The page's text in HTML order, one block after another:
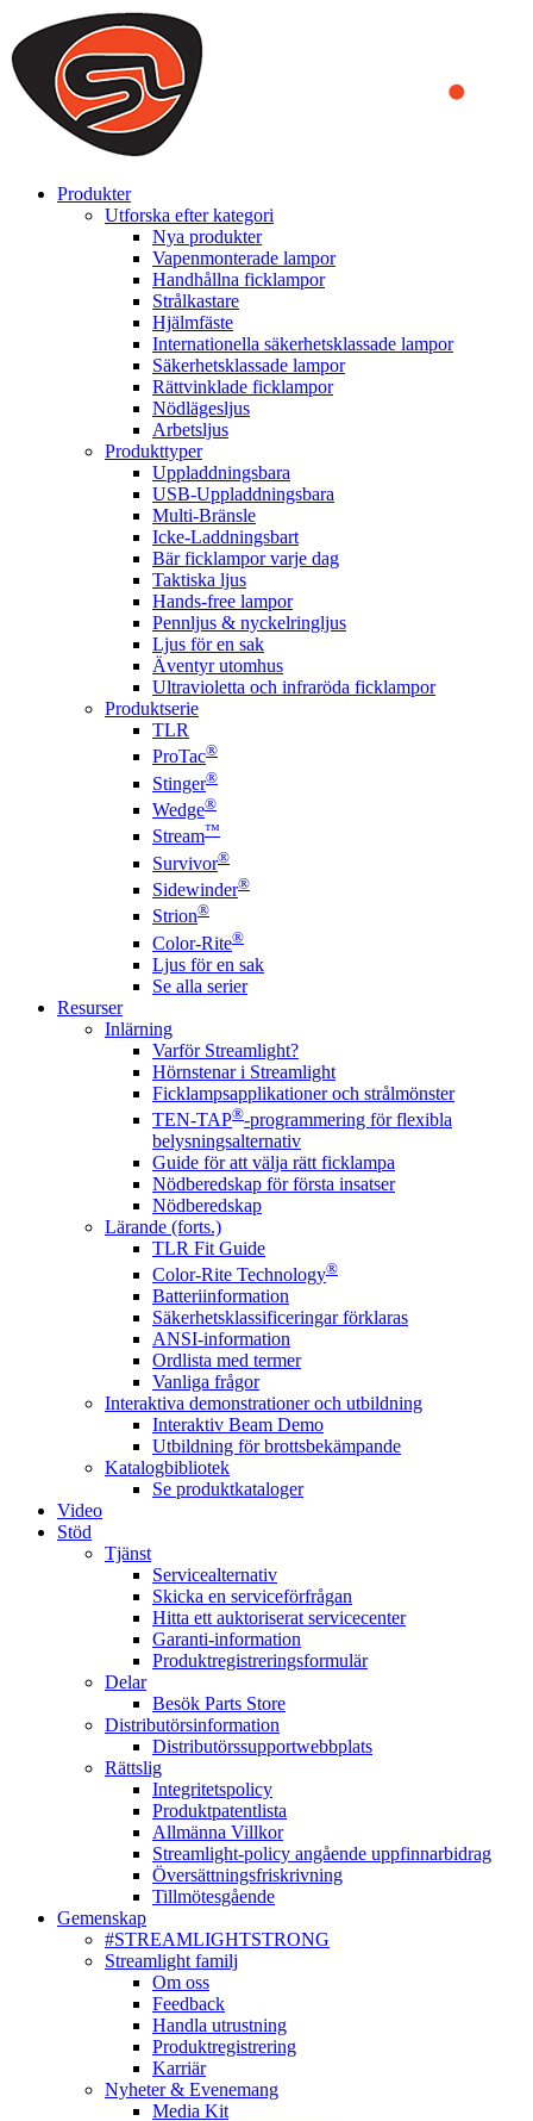
We use cookies to ensure that we provide you the best experience
on our website. By continuing to browse this website, you accept
that cookies are used to help us analyze how the website is used and
to offer you a better experience. To learn more or to find out how
you can disable cookies, you can access our
Produkter
Utforska efter kategori
Nya produkter
Vapenmonterade lampor
Handhållna ficklampor
Strålkastare
Hjälmfäste
Internationella säkerhetsklassade lampor
Säkerhetsklassade lampor
Rättvinklade ficklampor
Nödlägesljus
Arbetsljus
Produkttyper
Uppladdningsbara
USB-Uppladdningsbara
Multi-Bränsle
Icke-Laddningsbart
Bär ficklampor varje dag
Taktiska ljus
Hands-free lampor
Pennljus & nyckelringljus
Ljus för en sak
Äventyr utomhus
Ultravioletta och infraröda ficklampor
Produktserie
TLR
ProTac®
Stinger®
Wedge®
Stream™
Survivor®
Sidewinder®
Strion®
Color-Rite®
Ljus för en sak
Se alla serier
Resurser
Inlärning
Varför Streamlight?
Hörnstenar i Streamlight
Ficklampsapplikationer och strålmönster
TEN-TAP®-programmering för flexibla
belysningsalternativ
Guide för att välja rätt ficklampa
Nödberedskap för första insatser
Nödberedskap
Lärande (forts.)
TLR Fit Guide
Color-Rite Technology®
Batteriinformation
Säkerhetsklassificeringar förklaras
ANSI-information
Ordlista med termer
Vanliga frågor
Interaktiva demonstrationer och utbildning
Interaktiv Beam Demo
Utbildning för brottsbekämpande
Katalogbibliotek
Se produktkataloger
Video
Stöd
Tjänst
Servicealternativ
Skicka en serviceförfrågan
Hitta ett auktoriserat servicecenter
Garanti-information
Produktregistreringsformulär
Delar
Besök Parts Store
Distributörsinformation
Distributörssupportwebbplats
Rättslig
Integritetspolicy
Produktpatentlista
Allmänna Villkor
Streamlight-policy angående uppfinnarbidrag
Översättningsfriskrivning
Tillmötesgående
Gemenskap
#STREAMLIGHTSTRONG
Streamlight familj
Om oss
Feedback
Handla utrustning
Produktregistrering
Karriär
Nyheter & Evenemang
Media Kit